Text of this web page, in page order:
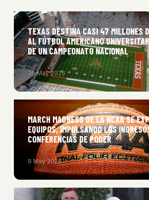
TEXAS DESTINA CASI 47 MILLONES
AL FÚTBOL AMERICANO
DE UN CAMPEONATO NACIONAL
26 May 2026
MARCH MADNESS DE LA NCAA SE
EQUIPOS, IMPULSANDO LOS
CONFERENCIAS DE PODER
8 May 2026